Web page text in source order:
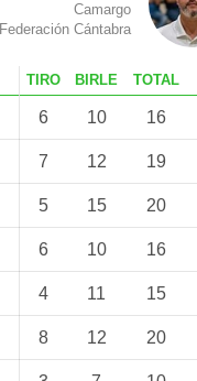
Camargo
Federación Cántabra
T IRO B IRLE TOTAL
6 10 16
7 12 19
5 15 20
6 10 16
4 11 15
8 12 20